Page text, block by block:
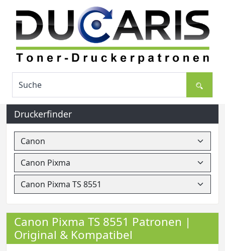
Druckerfinder
Canon Pixma TS 8551 Patronen |
Original & Kompatibel